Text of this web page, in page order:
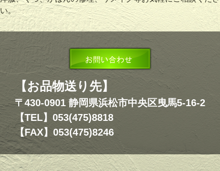
い。
【お品物送り先】
〒430-0901 静岡県浜松市中央区曳馬5-16-2
【TEL】053(475)8818
【FAX】053(475)8246